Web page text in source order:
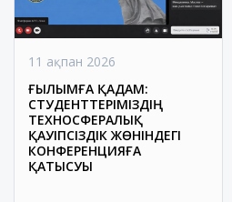
11 ақпан 2026
ҒЫЛЫМҒА ҚАДАМ:
СТУДЕНТТЕРІМІЗДІҢ
ТЕХНОСФЕРАЛЫҚ
ҚАУІПСІЗДІК ЖӨНІНДЕГІ
КОНФЕРЕНЦИЯҒА
ҚАТЫСУЫ